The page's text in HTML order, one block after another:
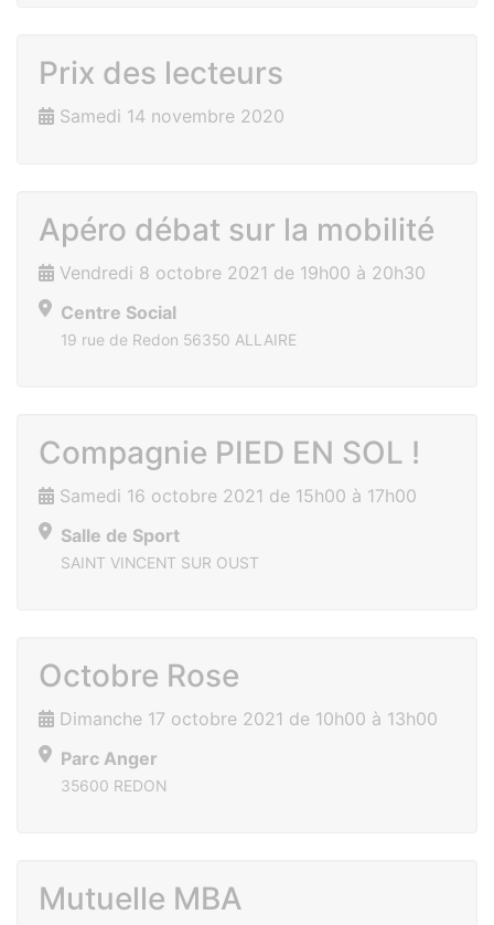
Prix des lecteurs
Samedi 14 novembre 2020
Apéro débat sur la mobilité
Vendredi 8 octobre 2021 de 19h00 à 20h30
Centre Social
19 rue de Redon 56350 ALLAIRE
Compagnie PIED EN SOL !
Samedi 16 octobre 2021 de 15h00 à 17h00
Salle de Sport
SAINT VINCENT SUR OUST
Octobre Rose
Dimanche 17 octobre 2021 de 10h00 à 13h00
Parc Anger
35600 REDON
Mutuelle MBA